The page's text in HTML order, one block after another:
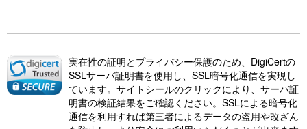
実在性の証明とプライバシー保護のため、DigiCertの
SSLサーバ証明書を使用し、SSL暗号化通信を実現し
ています。サイトシールのクリックにより、サーバ証
明書の検証結果をご確認ください。SSLによる暗号化
通信を利用すれば第三者によるデータの盗用や改ざん